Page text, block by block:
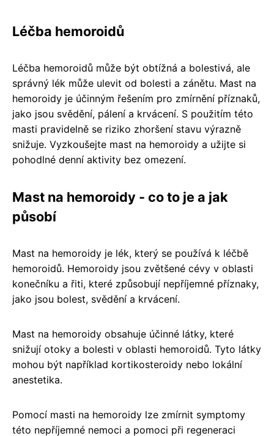
Léčba hemoroidů
Léčba hemoroidů může být obtížná a bolestivá, ale
správný lék může ulevit od bolesti a zánětu. Mast na
hemoroidy je účinným řešením pro zmírnění příznaků,
jako jsou svědění, pálení a krvácení. S použitím této
masti pravidelně se riziko zhoršení stavu výrazně
snižuje. Vyzkoušejte mast na hemoroidy a užijte si
pohodlné denní aktivity bez omezení.
Mast na hemoroidy - co to je a jak
působí
Mast na hemoroidy je lék, který se používá k léčbě
hemoroidů. Hemoroidy jsou zvětšené cévy v oblasti
konečníku a řiti, které způsobují nepříjemné příznaky,
jako jsou bolest, svědění a krvácení.
Mast na hemoroidy obsahuje účinné látky, které
snižují otoky a bolesti v oblasti hemoroidů. Tyto látky
mohou být například kortikosteroidy nebo lokální
anestetika.
Pomocí masti na hemoroidy lze zmírnit symptomy
této nepříjemné nemoci a pomoci při regeneraci